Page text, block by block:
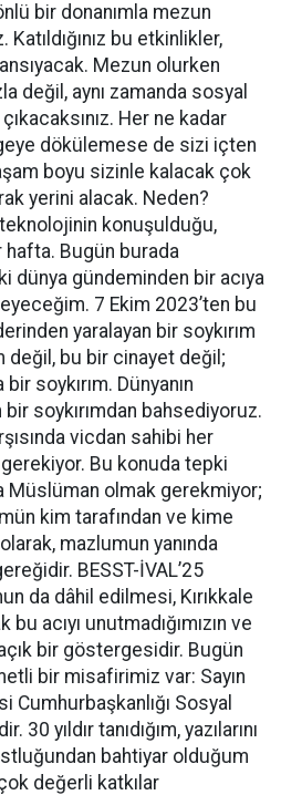
bir donanımla mezun
bu etkinlikler,
Mezun olurken
değil, aynı zamanda sosyal
Her ne kadar
dökülemese de sizi içten
boyu sizinle kalacak çok
yerini alacak. Neden?
konuşulduğu,
hafta. Bugün burada
dünya gündeminden bir acıya
7 Ekim 2023’ten bu
yaralayan bir soykırım
değil, bu bir cinayet değil;
soykırım. Dünyanın
bir soykırımdan bahsediyoruz.
vicdan sahibi her
gerekiyor. Bu konuda tepki
Müslüman olmak gerekmiyor;
kim tarafından ve kime
olarak, mazlumun yanında
BESST-İVAL’25
da dâhil edilmesi, Kırıkkale
acıyı unutmadığımızın ve
bir göstergesidir. Bugün
bir misafirimiz var: Sayın
Cumhurbaşkanlığı Sosyal
yıldır tanıdığım, yazılarını
bahtiyar olduğum
değerli katkılar